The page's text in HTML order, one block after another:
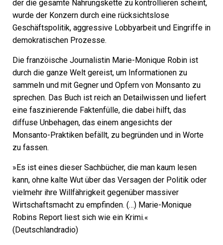
der die gesamte Nahrungskette zu kontrollieren scheint,
wurde der Konzern durch eine rücksichtslose
Geschäftspolitik, aggressive Lobbyarbeit und Eingriffe in
demokratischen Prozesse.
Die franzöische Journalistin Marie-Monique Robin ist
durch die ganze Welt gereist, um Informationen zu
sammeln und mit Gegner und Opfern von Monsanto zu
sprechen. Das Buch ist reich an Detailwissen und liefert
eine faszinierende Faktenfülle, die dabei hilft, das
diffuse Unbehagen, das einem angesichts der
Monsanto-Praktiken befällt, zu begründen und in Worte
zu fassen.
»Es ist eines dieser Sachbücher, die man kaum lesen
kann, ohne kalte Wut über das Versagen der Politik oder
vielmehr ihre Willfährigkeit gegenüber massiver
Wirtschaftsmacht zu empfinden. (…) Marie-Monique
Robins Report liest sich wie ein Krimi.«
(Deutschlandradio)